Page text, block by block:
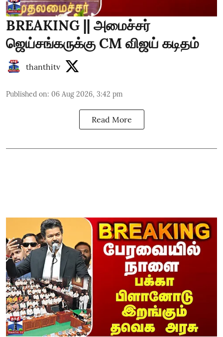
BREAKING || அமைச்சர்
ஜெய்சங்கருக்கு CM விஜய் கடிதம்
thanthitv
Published on: 06 Aug 2026, 3:42 pm
Read More